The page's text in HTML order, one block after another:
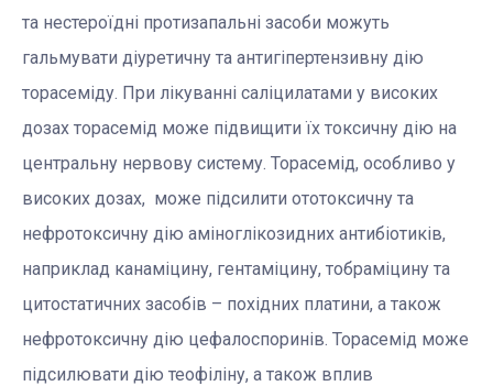
та нестероїдні протизапальні засоби можуть
гальмувати діуретичну та антигіпертензивну дію
торасеміду. При лікуванні саліцилатами у високих
дозах торасемід може підвищити їх токсичну дію на
центральну нервову систему. Торасемід, особливо у
високих дозах, може підсилити ототоксичну та
нефротоксичну дію аміноглікозидних антибіотиків,
наприклад канаміцину, гентаміцину, тобраміцину та
цитостатичних засобів – похідних платини, а також
нефротоксичну дію цефалоспоринів. Торасемід може
підсилювати дію теофіліну, а також вплив